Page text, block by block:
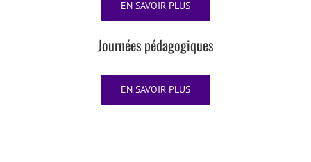
EN SAVOIR PLUS
Journées pédagogiques
EN SAVOIR PLUS